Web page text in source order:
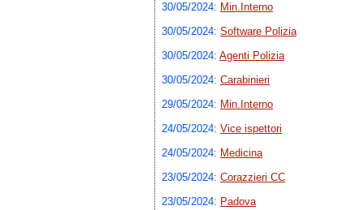
30/05/2024: Min.Interno
30/05/2024: Software Polizia
30/05/2024: Agenti Polizia
30/05/2024: Carabinieri
29/05/2024: Min.Interno
24/05/2024: Vice ispettori
24/05/2024: Medicina
23/05/2024: Corazzieri CC
23/05/2024: Padova